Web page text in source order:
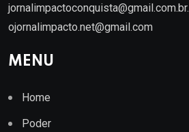
jornalimpactoconquista@gmail.com.br.
ojornalimpacto.net@gmail.com
MENU
Home
Poder